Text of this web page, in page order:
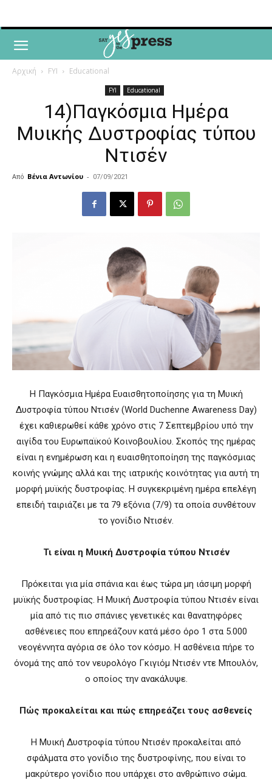
Αρχική FYI Educational
FYI Educational
14)Παγκόσμια Ημέρα
Μυικής Δυστροφίας τύπου
Ντισέν
Από Βένια Αντωνίου - 07/09/2021
Η Παγκόσμια Ημέρα Ευαισθητοποίησης για τη Μυική
Δυστροφία τύπου Ντισέν (World Duchenne Awareness Day)
έχει καθιερωθεί κάθε χρόνο στις 7 Σεπτεμβρίου υπό την
αιγίδα του Ευρωπαϊκού Κοινοβουλίου. Σκοπός της ημέρας
είναι η ενημέρωση και η ευαισθητοποίηση της παγκόσμιας
κοινής γνώμης αλλά και της ιατρικής κοινότητας για αυτή τη
μορφή μυϊκής δυστροφίας. Η συγκεκριμένη ημέρα επελέγη
επειδή ταιριάζει με τα 79 εξόνια (7/9) τα οποία συνθέτουν
το γονίδιο Ντισέν.
Τι είναι η Μυική Δυστροφία τύπου Ντισέν
Πρόκειται για μία σπάνια και έως τώρα μη ιάσιμη μορφή
μυϊκής δυστροφίας. Η Μυική Δυστροφία τύπου Ντισέν είναι
μία από τις πιο σπάνιες γενετικές και θανατηφόρες
ασθένειες που επηρεάζουν κατά μέσο όρο 1 στα 5.000
νεογέννητα αγόρια σε όλο τον κόσμο. Η ασθένεια πήρε το
όνομά της από τον νευρολόγο Γκιγιόμ Ντισέν ντε Μπουλόν,
ο οποίος την ανακάλυψε.
Πώς προκαλείται και πώς επηρεάζει τους ασθενείς
Η Μυική Δυστροφία τύπου Ντισέν προκαλείται από
σφάλματα στο γονίδιο της δυστροφίνης, που είναι το
μακρύτερο γονίδιο που υπάρχει στο ανθρώπινο σώμα.